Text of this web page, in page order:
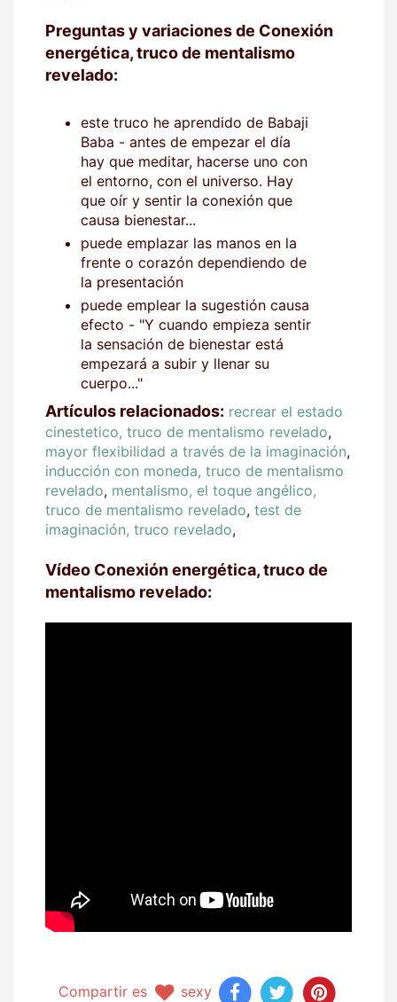
Preguntas y variaciones de Conexión
energética, truco de mentalismo
revelado:
este truco he aprendido de Babaji
Baba - antes de empezar el día
hay que meditar, hacerse uno con
el entorno, con el universo. Hay
que oír y sentir la conexión que
causa bienestar...
puede emplazar las manos en la
frente o corazón dependiendo de
la presentación
puede emplear la sugestión causa
efecto - "Y cuando empieza sentir
la sensación de bienestar está
empezará a subir y llenar su
cuerpo..."
Artículos relacionados: recrear el estado
cinestetico, truco de mentalismo revelado,
mayor flexibilidad a través de la imaginación,
inducción con moneda, truco de mentalismo
revelado, mentalismo, el toque angélico,
truco de mentalismo revelado, test de
imaginación, truco revelado,
Vídeo Conexión energética, truco de
mentalismo revelado:
Compartir es sexy